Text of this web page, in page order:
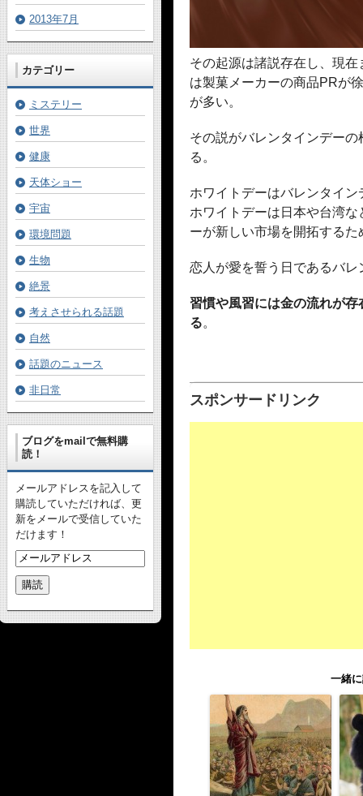
その起源は諸説存在し、現
は製菓メーカーの商品PRが
が多い。
その説がバレンタインデー
る。
ホワイトデーはバレンタイ
ホワイトデーは日本や台湾
ーが新しい市場を開拓する
恋人が愛を誓う日であるバレ
習慣や風習には金の流れが
る。
スポンサードリンク
一緒
2013年7月
カテゴリー
ミステリー
世界
健康
天体ショー
宇宙
環境問題
生物
絶景
考えさせられる話題
自然
話題のニュース
非日常
ブログをmailで無料購
読！
メールアドレスを記入して
購読していただければ、更
新をメールで受信していた
だけます！